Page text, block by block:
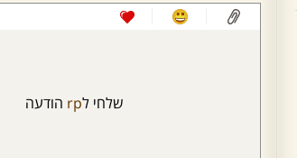
שלחי לrp הודעה